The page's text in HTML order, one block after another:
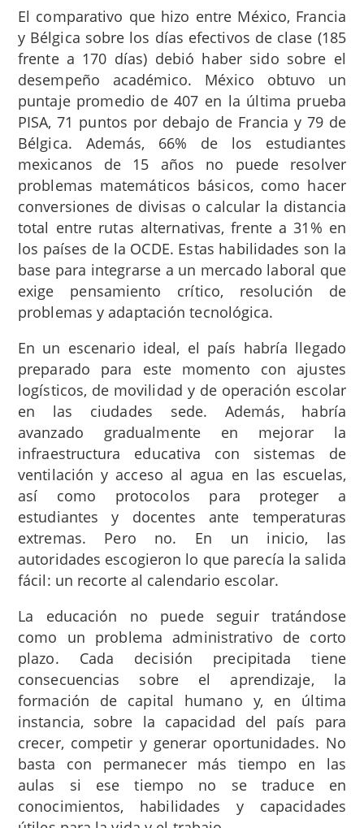
El comparativo que hizo entre México, Francia
y Bélgica sobre los días efectivos de clase (185
frente a 170 días) debió haber sido sobre el
desempeño académico. México obtuvo un
puntaje promedio de 407 en la última prueba
PISA, 71 puntos por debajo de Francia y 79 de
Bélgica. Además, 66% de los estudiantes
mexicanos de 15 años no puede resolver
problemas matemáticos básicos, como hacer
conversiones de divisas o calcular la distancia
total entre rutas alternativas, frente a 31% en
los países de la OCDE. Estas habilidades son la
base para integrarse a un mercado laboral que
exige pensamiento crítico, resolución de
problemas y adaptación tecnológica.
En un escenario ideal, el país habría llegado
preparado para este momento con ajustes
logísticos, de movilidad y de operación escolar
en las ciudades sede. Además, habría
avanzado gradualmente en mejorar la
infraestructura educativa con sistemas de
ventilación y acceso al agua en las escuelas,
así como protocolos para proteger a
estudiantes y docentes ante temperaturas
extremas. Pero no. En un inicio, las
autoridades escogieron lo que parecía la salida
fácil: un recorte al calendario escolar.
La educación no puede seguir tratándose
como un problema administrativo de corto
plazo. Cada decisión precipitada tiene
consecuencias sobre el aprendizaje, la
formación de capital humano y, en última
instancia, sobre la capacidad del país para
crecer, competir y generar oportunidades. No
basta con permanecer más tiempo en las
aulas si ese tiempo no se traduce en
conocimientos, habilidades y capacidades